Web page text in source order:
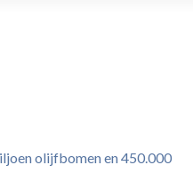
olijfbomen en 450.000